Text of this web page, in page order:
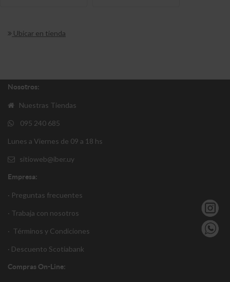
Ubicar en tienda
Nosotros:
Nuestras Tiendas
095 240 685
Lunes a Viernes de 09 a 18 hs
sitioweb@iber.uy
Empresa:
· Preguntas frecuentes
· Trabaja con nosotros
· Términos y Condiciones
· Descuento Scotiabank
Compras On-Line: